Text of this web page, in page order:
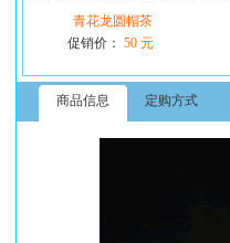
青花龙圆帽茶
促销价： 50 元
商品信息 定购方式